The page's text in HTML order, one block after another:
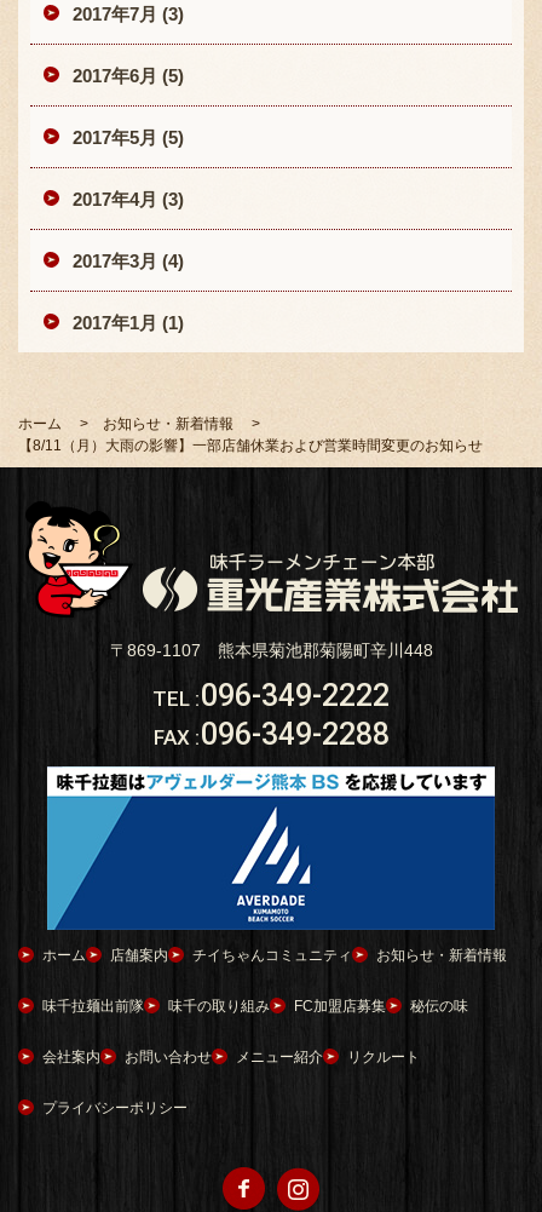
2017年7月 (3)
2017年6月 (5)
2017年5月 (5)
2017年4月 (3)
2017年3月 (4)
2017年1月 (1)
ホーム
お知らせ・新着情報
【8/11（月）大雨の影響】一部店舗休業および営業時間変更のお知らせ
〒869-1107 熊本県菊池郡菊陽町辛川448
TEL :096-349-2222
FAX :096-349-2288
ホーム 店舗案内 チイちゃんコミュニティ お知らせ・新着情報
味千拉麺出前隊 味千の取り組み FC加盟店募集 秘伝の味
会社案内 お問い合わせ メニュー紹介 リクルート
プライバシーポリシー